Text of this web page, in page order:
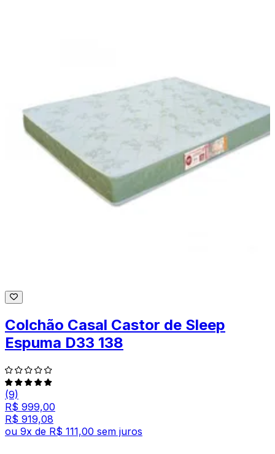
Colchão Casal Castor de Sleep
Espuma D33 138
(9)
R$ 999,00
R$ 919,08
ou 9x de R$ 111,00 sem juros